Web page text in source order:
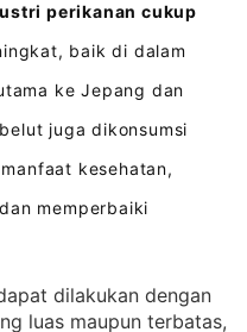
perikanan cukup
baik di dalam
ke Jepang dan
juga dikonsumsi
kesehatan,
memperbaiki
dilakukan dengan
luas maupun terbatas,